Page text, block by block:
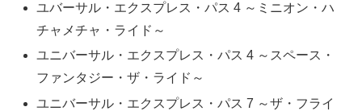
ユバーサル・エクスプレス・パス 4 ～ミニオン・ハ
チャメチャ・ライド～
ユニバーサル・エクスプレス・パス 4 ～スペース・
ファンタジー・ザ・ライド～
ユニバーサル・エクスプレス・パス 7 ～ザ・フライ